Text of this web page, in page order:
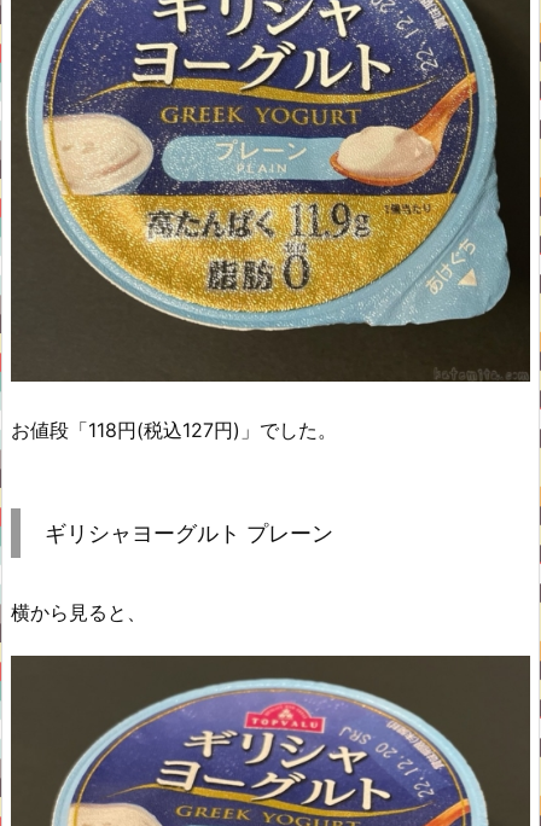
お値段「118円(税込127円)」でした。
ギリシャヨーグルト プレーン
横から見ると、